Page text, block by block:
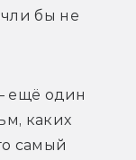
бы не
ещё один
каких
самый